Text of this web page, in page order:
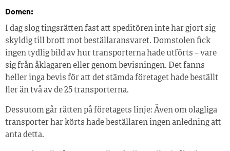
Domen:
I dag slog tingsrätten fast att speditören inte har gjort sig
skyldig till brott mot beställaransvaret. Domstolen fick
ingen tydlig bild av hur transporterna hade utförts – vare
sig från åklagaren eller genom bevisningen. Det fanns
heller inga bevis för att det stämda företaget hade beställt
fler än två av de 25 transporterna.
Dessutom går rätten på företagets linje: Även om olagliga
transporter har körts hade beställaren ingen anledning att
anta detta.